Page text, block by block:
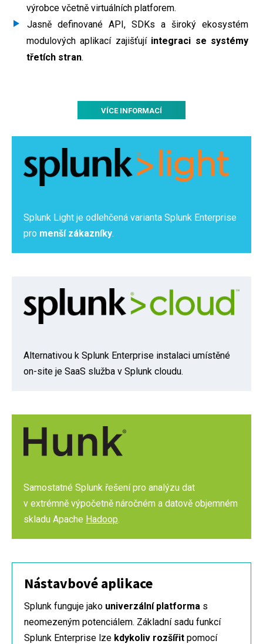
výrobce včetně virtuálních platforem.
Jasně definované API, SDKs a široký ekosystém
modulových aplikací zajišťují integraci se systémy
třetích stran.
VÍCE INFORMACÍ
Splunk Light je odlehčená varianta Splunk Enterprise
pro menší zákazníky.
Alternativou k Splunk Enterprise instalaci umístěné
on-site je SaaS služba v Splunk cloudu.
Samostatné Splunk řešení pro analýzu dat
v extrémně výpočetně náročném a datově objemném
skladu Apache Hadoop.
Nástavbové aplikace
Splunk funguje jako univerzální platforma s
neomezeným potenciálem. Základní sadu funkcí
Splunk Enterprise lze kdykoliv rozšířit pomocí